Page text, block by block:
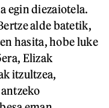
egin diezaiotela.
alde batetik,
hasita, hobe luke
Elizak
itzultzea,